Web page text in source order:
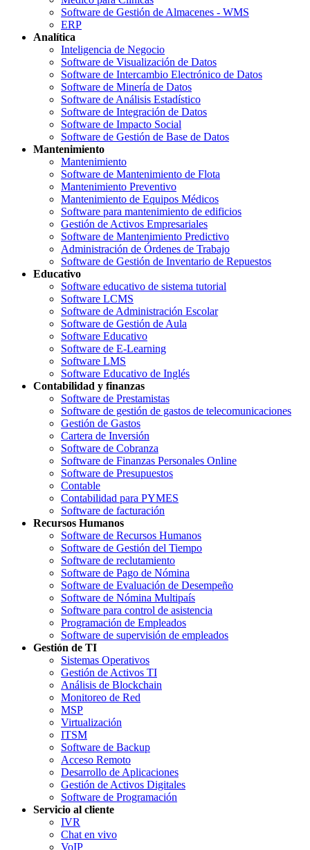
Software de Gestión de Almacenes - WMS
ERP
Analítica
Inteligencia de Negocio
Software de Visualización de Datos
Software de Intercambio Electrónico de Datos
Software de Minería de Datos
Software de Análisis Estadístico
Software de Integración de Datos
Software de Impacto Social
Software de Gestión de Base de Datos
Mantenimiento
Mantenimiento
Software de Mantenimiento de Flota
Mantenimiento Preventivo
Mantenimiento de Equipos Médicos
Software para mantenimiento de edificios
Gestión de Activos Empresariales
Software de Mantenimiento Predictivo
Administración de Órdenes de Trabajo
Software de Gestión de Inventario de Repuestos
Educativo
Software educativo de sistema tutorial
Software LCMS
Software de Administración Escolar
Software de Gestión de Aula
Software Educativo
Software de E-Learning
Software LMS
Software Educativo de Inglés
Contabilidad y finanzas
Software de Prestamistas
Software de gestión de gastos de telecomunicaciones
Gestión de Gastos
Cartera de Inversión
Software de Cobranza
Software de Finanzas Personales Online
Software de Presupuestos
Contable
Contabilidad para PYMES
Software de facturación
Recursos Humanos
Software de Recursos Humanos
Software de Gestión del Tiempo
Software de reclutamiento
Software de Pago de Nómina
Software de Evaluación de Desempeño
Software de Nómina Multipaís
Software para control de asistencia
Programación de Empleados
Software de supervisión de empleados
Gestión de TI
Sistemas Operativos
Gestión de Activos TI
Análisis de Blockchain
Monitoreo de Red
MSP
Virtualización
ITSM
Software de Backup
Acceso Remoto
Desarrollo de Aplicaciones
Gestión de Activos Digitales
Software de Programación
Servicio al cliente
IVR
Chat en vivo
VoIP